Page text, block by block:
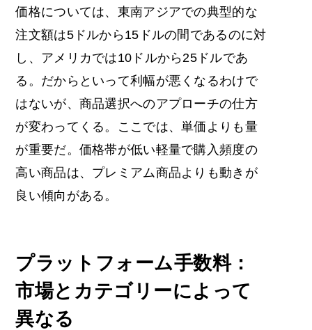
価格については、東南アジアでの典型的な
注文額は5ドルから15ドルの間であるのに対
し、アメリカでは10ドルから25ドルであ
る。だからといって利幅が悪くなるわけで
はないが、商品選択へのアプローチの仕方
が変わってくる。ここでは、単価よりも量
が重要だ。価格帯が低い軽量で購入頻度の
高い商品は、プレミアム商品よりも動きが
良い傾向がある。
プラットフォーム手数料：
市場とカテゴリーによって
異なる